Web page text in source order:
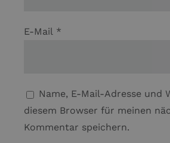
E-Mail *
Name, E-Mail-Adresse und
diesem Browser für meinen
Kommentar speichern.